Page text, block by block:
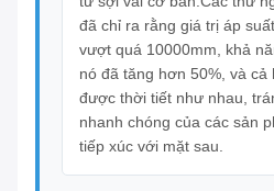
đã chỉ ra rằng giá trị áp
vượt quá 10000mm, khả
nó đã tăng hơn 50%, và cả
được thời tiết như nhau,
nhanh chóng của các sản
tiếp xúc với mặt sau.